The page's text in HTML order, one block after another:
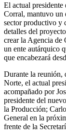
El actual
Corral, mantuvo un
sector productivo y
detalles del
crear la Agencia de
un ente autárquico
que encabezará
Durante la reunión,
Norte, el actual
acompañado por
presidente del
la Producción;
General en la
frente de la